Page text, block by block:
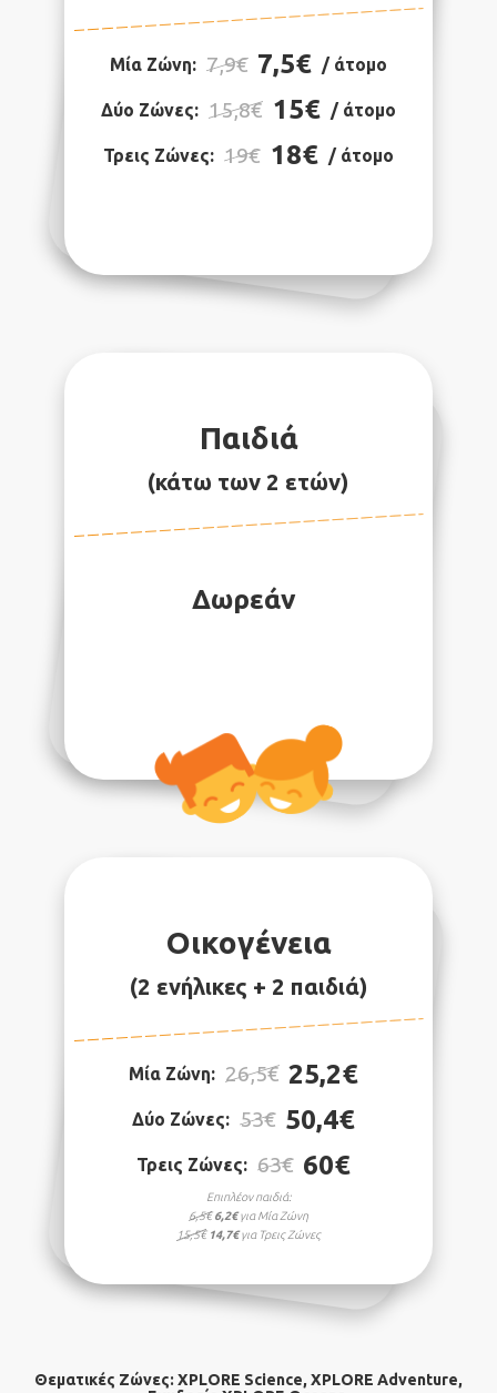
Μία Ζώνη: 7,9€ 7,5€ / άτομο
Δύο Ζώνες: 15,8€ 15€ / άτομο
Τρεις Ζώνες: 19€ 18€ / άτομο
Παιδιά
(κάτω των 2 ετών)
Δωρεάν
Οικογένεια
(2 ενήλικες + 2 παιδιά)
Μία Ζώνη: 26,5€ 25,2€
Δύο Ζώνες: 53€ 50,4€
Τρεις Ζώνες: 63€ 60€
Επιπλέον παιδιά:
6,5€ 6,2€για Μία Ζώνη
15,5€ 14,7€για Τρεις Ζώνες
Θεματικές Ζώνες: XPLORE Science, XPLORE Αdventure,